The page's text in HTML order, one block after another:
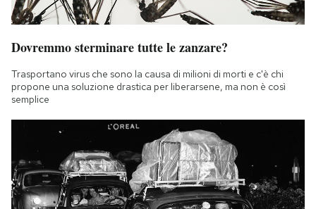
Dovremmo sterminare tutte le zanzare?
Trasportano virus che sono la causa di milioni di morti e c'è chi
propone una soluzione drastica per liberarsene, ma non è così
semplice